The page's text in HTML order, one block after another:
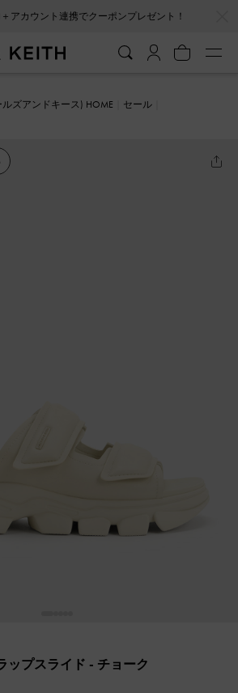
＋アカウント連携でクーポンプレゼント！
ルズアンドキース) HOME
セール
ップスライド - チョーク